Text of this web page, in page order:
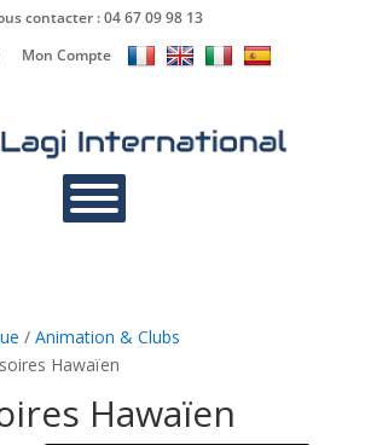
contacter :04 67 09 98 13
Mon Compte
/ Animation & Clubs
Hawaïen
Hawaïen